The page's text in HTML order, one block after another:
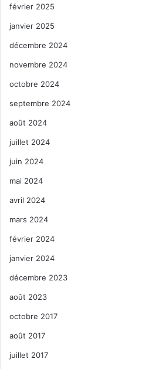
février 2025
janvier 2025
décembre 2024
novembre 2024
octobre 2024
septembre 2024
août 2024
juillet 2024
juin 2024
mai 2024
avril 2024
mars 2024
février 2024
janvier 2024
décembre 2023
août 2023
octobre 2017
août 2017
juillet 2017